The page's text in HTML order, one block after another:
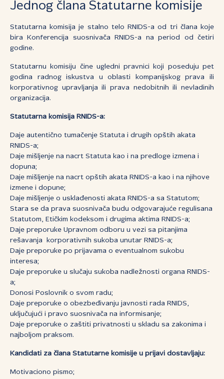
Jednog člana Statutarne komisije
Statutarna komisija je stalno telo RNIDS-a od tri člana koje
bira Konferencija suosnivača RNIDS-a na period od četiri
godine.
Statutarnu komisiju čine ugledni pravnici koji poseduju pet
godina radnog iskustva u oblasti kompanijskog prava ili
korporativnog upravljanja ili prava nedobitnih ili nevladinih
organizacija.
Statutarna komisija RNIDS-a:
Daje autentično tumačenje Statuta i drugih opštih akata
RNIDS-a;
Daje mišljenje na nacrt Statuta kao i na predloge izmena i
dopuna;
Daje mišljenje na nacrt opštih akata RNIDS-a kao i na njihove
izmene i dopune;
Daje mišljenje o usklađenosti akata RNIDS-a sa Statutom;
Stara se da prava suosnivača budu odgovarajuće regulisana
Statutom, Etičkim kodeksom i drugima aktima RNIDS-a;
Daje preporuke Upravnom odboru u vezi sa pitanjima
rešavanja korporativnih sukoba unutar RNIDS-a;
Daje preporuke po prijavama o eventualnom sukobu
interesa;
Daje preporuke u slučaju sukoba nadležnosti organa RNIDS-
a;
Donosi Poslovnik o svom radu;
Daje preporuke o obezbeđivanju javnosti rada RNIDS,
uključujući i pravo suosnivača na informisanje;
Daje preporuke o zaštiti privatnosti u skladu sa zakonima i
najboljom praksom.
Kandidati za člana Statutarne komisije u prijavi dostavljaju:
Motivaciono pismo;